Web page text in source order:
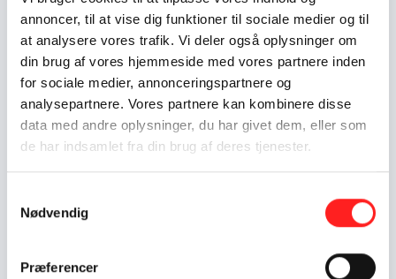
annoncer, til at vise dig funktioner til sociale medier og til
at analysere vores trafik. Vi deler også oplysninger om
din brug af vores hjemmeside med vores partnere inden
for sociale medier, annonceringspartnere og
analysepartnere. Vores partnere kan kombinere disse
data med andre oplysninger, du har givet dem, eller som
de har indsamlet fra din brug af deres tjenester.
Nødvendig
Præferencer
Foto: Jacob Crawfurd
Undersøgelse af danskernes kendskab
og holdninger til udviklingsbistand
befolkningsmåling af danskernes holdninger og
kendskab til det danske udviklingssamarbejde og
undersøgelse her.